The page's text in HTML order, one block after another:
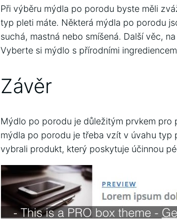
Při výběru mýdla po porodu byste měli
typ pleti máte. Některá mýdla po porodu
suchá, mastná nebo smíšená. Další věc,
Vyberte si mýdlo s přírodními
Závěr
Mýdlo po porodu je důležitým prvkem
mýdla po porodu je třeba vzít v úvahu typ
vybrali produkt, který poskytuje účinnou